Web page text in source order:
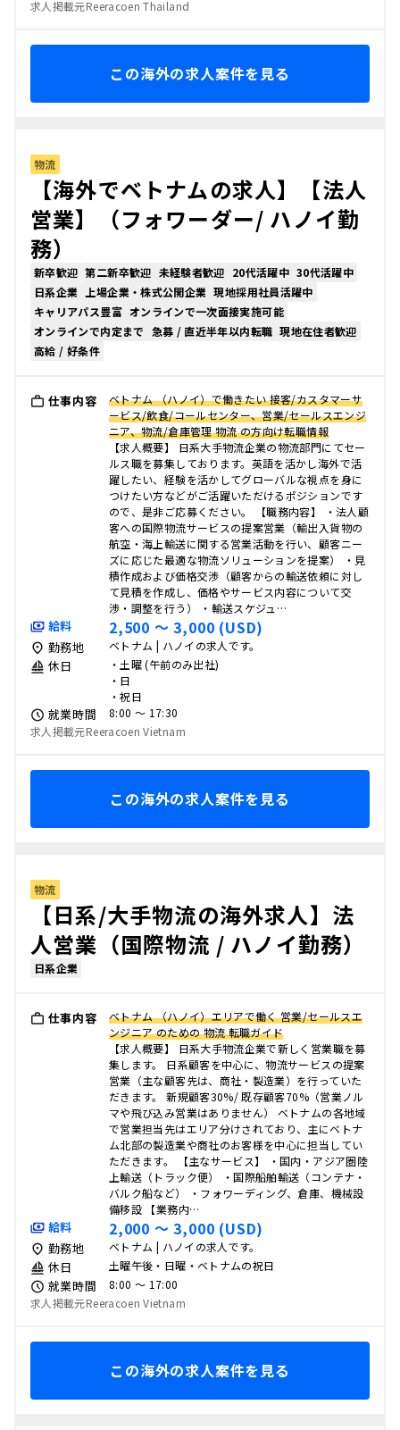
求人掲載元Reeracoen Thailand
この海外の求人案件を見る
物流
【海外でベトナムの求人】【法人
営業】（フォワーダー/ ハノイ勤
務）
新卒歓迎 第二新卒歓迎 未経験者歓迎 20代活躍中 30代活躍中
日系企業
上場企業・株式公開企業 現地採用社員活躍中
キャリアパス豊富 オンラインで一次面接実施可能
オンラインで内定まで 急募 / 直近半年以内転職 現地在住者歓迎
高給 / 好条件
仕事内容
ベトナム （ハノイ）で働きたい 接客/カスタマーサ
ービス/飲食/コールセンター、営業/セールスエンジ
ニア、物流/倉庫管理 物流 の方向け転職情報
【求人概要】 日系大手物流企業の物流部門にてセー
ルス職を募集しております。英語を活かし海外で活
躍したい、経験を活かしてグローバルな視点を身に
つけたい方などがご活躍いただけるポジションです
ので、是非ご応募ください。 【職務内容】 ・法人顧
客への国際物流サービスの提案営業（輸出入貨物の
航空・海上輸送に関する営業活動を行い、顧客ニー
ズに応じた最適な物流ソリューションを提案） ・見
積作成および価格交渉（顧客からの輸送依頼に対し
て見積を作成し、価格やサービス内容について交
渉・調整を行う） ・輸送スケジュ…
給料 2,500 〜 3,000 (USD)
勤務地 ベトナム | ハノイの求人です。
休日
・土曜 (午前のみ出社)
・日
・祝日
就業時間
8:00 〜 17:30
求人掲載元Reeracoen Vietnam
この海外の求人案件を見る
物流
【日系/大手物流の海外求人】法
人営業（国際物流 / ハノイ勤務）
日系企業
仕事内容
ベトナム （ハノイ）エリアで働く 営業/セールスエ
ンジニア のための 物流 転職ガイド
【求人概要】 日系大手物流企業で新しく営業職を募
集します。 日系顧客を中心に、物流サービスの提案
営業（主な顧客先は、商社・製造業）を行っていた
だきます。 新規顧客30%/ 既存顧客70%（営業ノル
マや飛び込み営業はありません） ベトナムの各地域
で営業担当先はエリア分けされており、主にベトナ
ム北部の製造業や商社のお客様を中心に担当してい
ただきます。 【主なサービス】 ・国内・アジア圏陸
上輸送（トラック便） ・国際船舶輸送（コンテナ・
バルク船など） ・フォワーディング、倉庫、機械設
備移設 【業務内…
給料 2,000 〜 3,000 (USD)
勤務地 ベトナム | ハノイの求人です。
休日 土曜午後・日曜・ベトナムの祝日
就業時間
8:00 〜 17:00
求人掲載元Reeracoen Vietnam
この海外の求人案件を見る